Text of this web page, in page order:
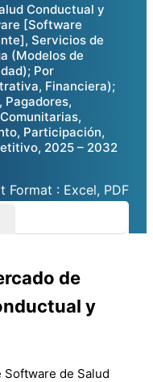
Conductual y
[Software
Servicios de
(Modelos de
Por
Financiera);
Pagadores,
Participación,
2025 – 2032
Format : Excel, PDF
de
y
Software de Salud